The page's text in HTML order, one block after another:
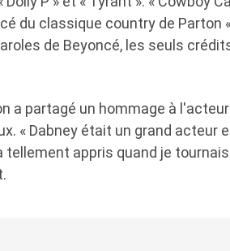
du classique country de Parton
de Beyoncé, les seuls
a partagé un hommage à
« Dabney était un grand acteur
tellement appris quand je